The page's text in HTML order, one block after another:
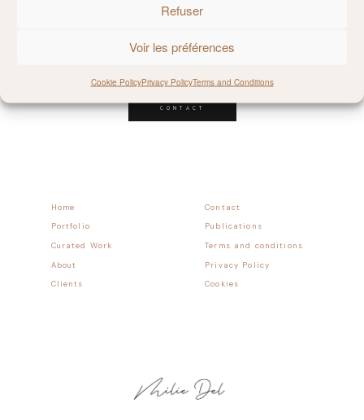
Refuser
Voir les préférences
Cookie PolicyPrivacy PolicyTerms and Conditions
Contact
Home
Publications
Portfolio
Terms and conditions
Curated Work
CONTACT
Privacy Policy
About
Cookies
Clients